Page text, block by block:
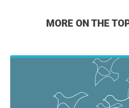
MORE ON THE